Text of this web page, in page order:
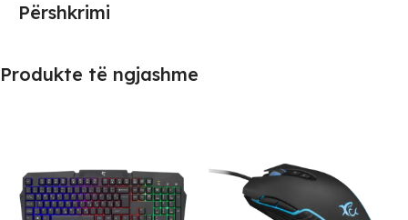
Përshkrimi
Produkte të ngjashme